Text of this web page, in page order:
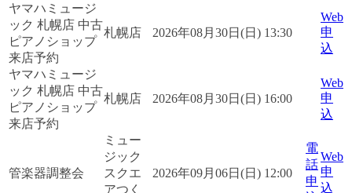
ヤマハミュージ
ック 札幌店 中古
ピアノショップ
来店予約
札幌店 2026年08月30日(日) 13:30
Web
申
込
ヤマハミュージ
ック 札幌店 中古
ピアノショップ
来店予約
札幌店 2026年08月30日(日) 16:00
Web
申
込
管楽器調整会
ミュー
ジック
スクエ
アつく
2026年09月06日(日) 12:00
電
話
申
Web
申
込